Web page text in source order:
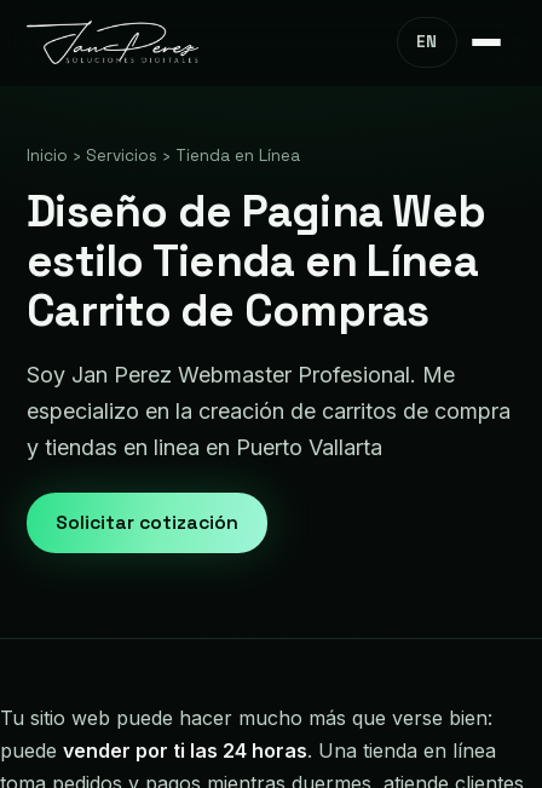
EN
Inicio › Servicios › Tienda en Línea
Diseño de Pagina Web
estilo Tienda en Línea
Carrito de Compras
Soy Jan Perez Webmaster Profesional. Me
especializo en la creación de carritos de compra
y tiendas en linea en Puerto Vallarta
Solicitar cotización
Tu sitio web puede hacer mucho más que verse bien:
puede vender por ti las 24 horas. Una tienda en línea